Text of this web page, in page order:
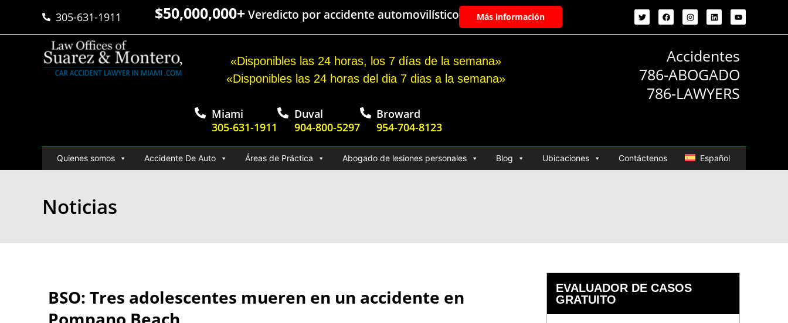
305-631-1911 $50,000,000+Veredicto por accidente automovilístico Más información
«Disponibles las 24 horas, los 7 días de la semana»
«Disponibles las 24 horas del dia 7 dias a la semana»
Miami
305-631-1911
Duval
904-800-5297
Broward
954-704-8123
Accidentes
786-ABOGADO
786-LAWYERS
Quienes somos Accidente De Auto Áreas de Práctica Abogado de lesiones personales Blog Ubicaciones Contáctenos Español
Noticias
BSO: Tres adolescentes mueren en un accidente en
EVALUADOR DE CASOS
GRATUITO